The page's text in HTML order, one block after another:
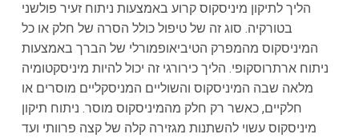
הליך לתיקון מיניסקוס קרוע באמצעות ניתוח זעיר פולשני
בטורקיה. סוג זה של טיפול כולל הסרה של חלק או כל
המיניסקוס מהמפרק הטיביאופמורלי של הברך באמצעות
ניתוח ארתרוסקופי. הליך כירורגי זה יכול להיות מיניסקטומיה
מלאה שבה המיניסקוס והשוליים המניסקליים מוסרים או
חלקיים, כאשר רק חלק מהמיניסקוס מוסר. ניתוח תיקון
מיניסקוס עשוי להשתנות מגזירה קלה של קצה פרוותי ועד